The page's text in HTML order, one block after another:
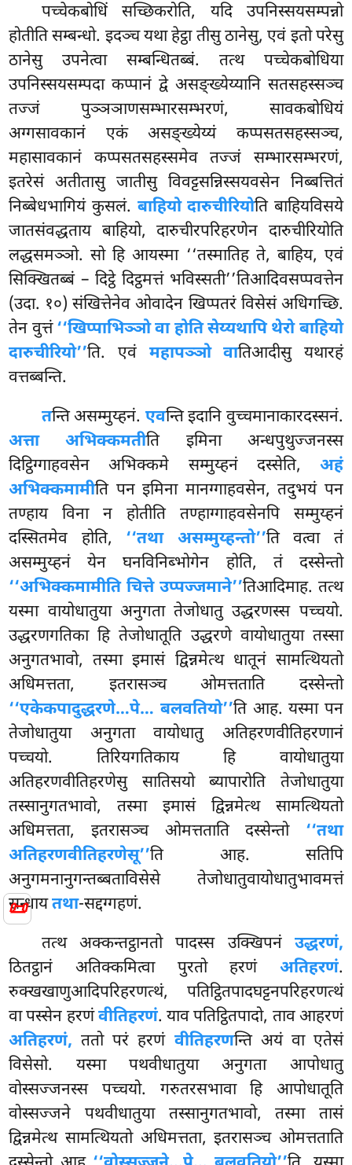
📜
पच्चेकबोधिंसच्छिकरोति, यदि उपनिस्सयसम्पन्नो
होतीति सम्बन्धो. इदञ्च यथा हेट्ठा तीसु ठानेसु, एवं इतो परेसु
ठानेसु उपनेत्वा सम्बन्धितब्बं. तत्थ पच्चेकबोधिया
उपनिस्सयसम्पदा कप्पानं द्वे असङ्ख्येय्यानि सतसहस्सञ्च
तज्जं पुञ्ञञाणसम्भारसम्भरणं, सावकबोधियं
अग्गसावकानं एकं असङ्ख्येय्यं कप्पसतसहस्सञ्च,
महासावकानं कप्पसतसहस्समेव तज्जं सम्भारसम्भरणं,
इतरेसं अतीतासु जातीसु विवट्टसन्निस्सयवसेन निब्बत्तितं
निब्बेधभागियं कुसलं. बाहियो दारुचीरियोति बाहियविसये
जातसंवद्धताय बाहियो, दारुचीरपरिहरणेन दारुचीरियोति
लद्धसमञ्ञो. सो हि आयस्मा ‘‘तस्मातिह ते, बाहिय, एवं
सिक्खितब्बं – दिट्ठे दिट्ठमत्तं भविस्सती’’तिआदिवसप्पवत्तेन
(उदा. १०) संखित्तेनेव ओवादेन खिप्पतरं विसेसं अधिगच्छि.
तेन वुत्तं‘‘खिप्पाभिञ्ञो वा होति सेय्यथापि थेरो बाहियो
दारुचीरियो’’ति. एवं महापञ्ञो वातिआदीसु यथारहं
वत्तब्बन्ति.
तन्ति असम्मुय्हनं. एवन्ति इदानि वुच्चमानाकारदस्सनं.
अत्ता अभिक्कमतीति इमिना अन्धपुथुज्जनस्स
दिट्ठिग्गाहवसेन अभिक्कमे सम्मुय्हनं दस्सेति, अहं
अभिक्कमामीति पन इमिना मानग्गाहवसेन, तदुभयं पन
तण्हाय विना न होतीति तण्हाग्गाहवसेनपि सम्मुय्हनं
दस्सितमेव होति, ‘‘तथा असम्मुय्हन्तो’’ति वत्वा तं
असम्मुय्हनं येन घनविनिब्भोगेन होति, तं दस्सेन्तो
‘‘अभिक्कमामीति चित्ते उप्पज्जमाने’’तिआदिमाह. तत्थ
यस्मा वायोधातुया अनुगता तेजोधातु उद्धरणस्स पच्चयो.
उद्धरणगतिका हि तेजोधातूति उद्धरणे वायोधातुया तस्सा
अनुगतभावो, तस्मा इमासं द्विन्नमेत्थ धातूनं सामत्थियतो
अधिमत्तता, इतरासञ्च ओमत्तताति दस्सेन्तो
‘‘एकेकपादुद्धरणे…पे… बलवतियो’’ति आह. यस्मा पन
तेजोधातुया अनुगतावायोधातु अतिहरणवीतिहरणानं
पच्चयो. तिरियगतिकाय हि वायोधातुया
अतिहरणवीतिहरणेसु सातिसयो ब्यापारोति तेजोधातुया
तस्सानुगतभावो, तस्मा इमासं द्विन्नमेत्थ सामत्थियतो
अधिमत्तता, इतरासञ्च ओमत्तताति दस्सेन्तो ‘‘तथा
अतिहरणवीतिहरणेसू’’ति आह. सतिपि
अनुगमनानुगन्तब्बताविसेसे तेजोधातुवायोधातुभावमत्तं
सन्धायतथा-सद्दग्गहणं.
तत्थ अक्कन्तट्ठानतो पादस्स उक्खिपनं उद्धरणं,
ठितट्ठानं अतिक्कमित्वा पुरतो हरणं अतिहरणं.
रुक्खखाणुआदिपरिहरणत्थं, पतिट्ठितपादघट्टनपरिहरणत्थं
वा पस्सेन हरणंवीतिहरणं. याव पतिट्ठितपादो, ताव आहरणं
अतिहरणं, ततो परं हरणं वीतिहरणन्ति अयं वा एतेसं
विसेसो. यस्मा पथवीधातुया अनुगता आपोधातु
वोस्सज्जनस्स पच्चयो. गरुतरसभावा हि आपोधातूति
वोस्सज्जने पथवीधातुया तस्सानुगतभावो, तस्मा तासं
द्विन्नमेत्थ सामत्थियतो अधिमत्तता, इतरासञ्च ओमत्तताति